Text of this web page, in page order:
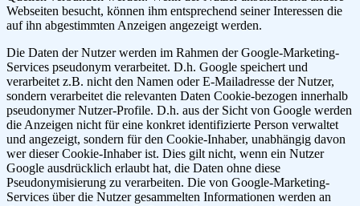
Webseiten besucht, können ihm entsprechend seiner Interessen die
auf ihn abgestimmten Anzeigen angezeigt werden.
Die Daten der Nutzer werden im Rahmen der Google-Marketing-
Services pseudonym verarbeitet. D.h. Google speichert und
verarbeitet z.B. nicht den Namen oder E-Mailadresse der Nutzer,
sondern verarbeitet die relevanten Daten Cookie-bezogen innerhalb
pseudonymer Nutzer-Profile. D.h. aus der Sicht von Google werden
die Anzeigen nicht für eine konkret identifizierte Person verwaltet
und angezeigt, sondern für den Cookie-Inhaber, unabhängig davon
wer dieser Cookie-Inhaber ist. Dies gilt nicht, wenn ein Nutzer
Google ausdrücklich erlaubt hat, die Daten ohne diese
Pseudonymisierung zu verarbeiten. Die von Google-Marketing-
Services über die Nutzer gesammelten Informationen werden an